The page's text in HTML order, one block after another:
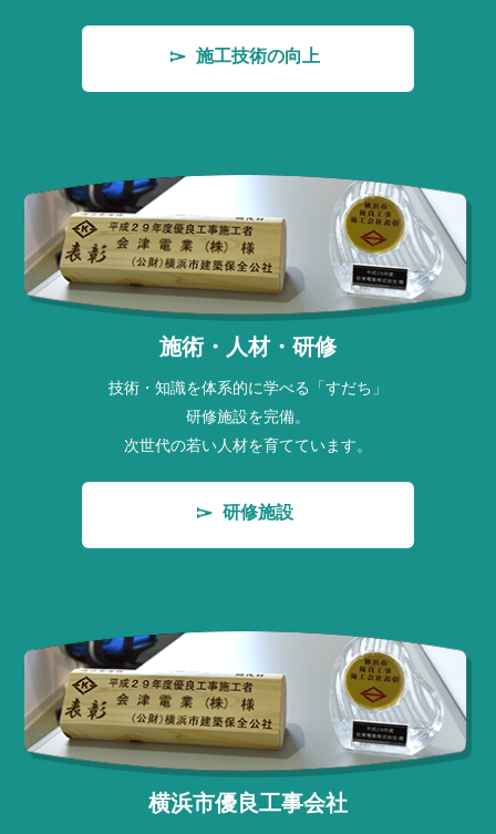
施工技術の向上
施術・人材・研修
技術・知識を体系的に学べる「すだち」
研修施設を完備。
次世代の若い人材を育てています。
研修施設
横浜市優良工事会社